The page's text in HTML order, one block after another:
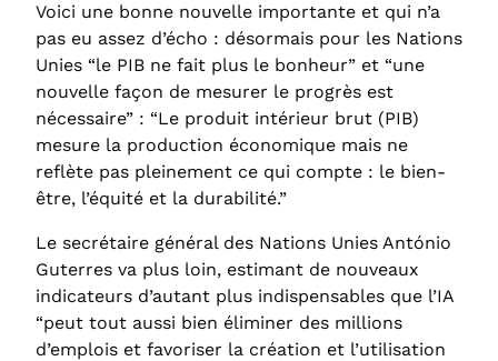
Voici une bonne nouvelle importante et qui n’a
pas eu assez d’écho : désormais pour les Nations
Unies “le PIB ne fait plus le bonheur” et “une
nouvelle façon de mesurer le progrès est
nécessaire” : “Le produit intérieur brut (PIB)
mesure la production économique mais ne
reflète pas pleinement ce qui compte : le bien-
être, l’équité et la durabilité.”
Le secrétaire général des Nations Unies António
Guterres va plus loin, estimant de nouveaux
indicateurs d’autant plus indispensables que l’IA
“peut tout aussi bien éliminer des millions
d’emplois et favoriser la création et l’utilisation